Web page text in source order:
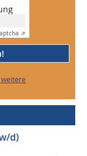
⇗
weitere
d)